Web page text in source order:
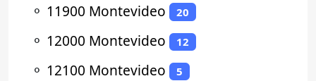
⚬ 11900 Montevideo 20
⚬ 12000 Montevideo 12
⚬ 12100 Montevideo 5